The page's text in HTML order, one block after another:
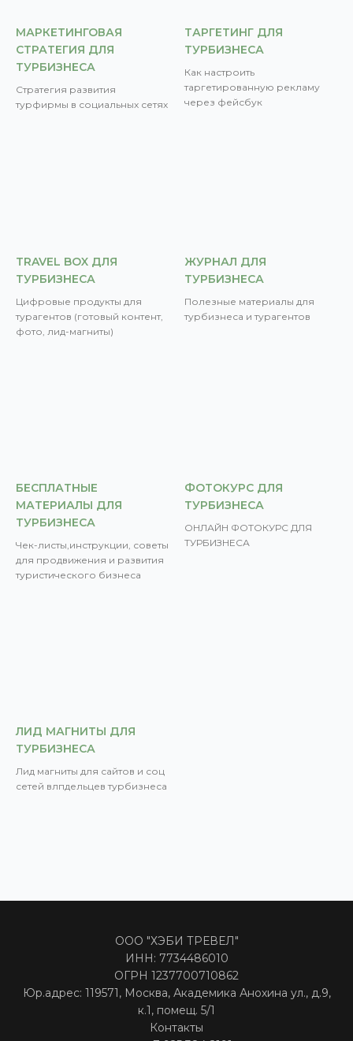
МАРКЕТИНГОВАЯ
СТРАТЕГИЯ ДЛЯ
ТУРБИЗНЕСА
Стратегия развития
турфирмы в социальных сетях
ТАРГЕТИНГ ДЛЯ
ТУРБИЗНЕСА
Как настроить
таргетированную рекламу
через фейсбук
TRAVEL BOX ДЛЯ
ТУРБИЗНЕСА
Цифровые продукты для
турагентов (готовый контент,
фото, лид-магниты)
ЖУРНАЛ ДЛЯ
ТУРБИЗНЕСА
Полезные материалы для
турбизнеса и турагентов
БЕСПЛАТНЫЕ
МАТЕРИАЛЫ ДЛЯ
ТУРБИЗНЕСА
Чек-листы,инструкции, советы
для продвижения и развития
туристического бизнеса
ФОТОКУРС ДЛЯ
ТУРБИЗНЕСА
ОНЛАЙН ФОТОКУРС ДЛЯ
ТУРБИЗНЕСА
ЛИД МАГНИТЫ ДЛЯ
ТУРБИЗНЕСА
Лид магниты для сайтов и соц
сетей влпдельцев турбизнеса
ООО "ХЭБИ ТРЕВЕЛ"
ИНН: 7734486010
ОГРН 1237700710862
Юр.адрес: 119571, Москва, Академика Анохина ул., д.9,
к.1, помещ. 5/1
Контакты